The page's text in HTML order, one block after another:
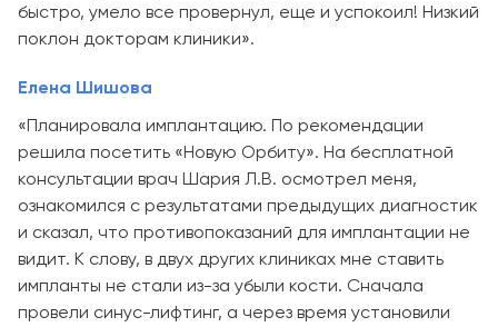
быстро, умело все провернул, еще и успокоил! Низкий
поклон докторам клиники».
Елена Шишова
«Планировала имплантацию. По рекомендации
решила посетить «Новую Орбиту». На бесплатной
консультации врач Шария Л.В. осмотрел меня,
ознакомился с результатами предыдущих диагностик
и сказал, что противопоказаний для имплантации не
видит. К слову, в двух других клиниках мне ставить
импланты не стали из-за убыли кости. Сначала
провели синус-лифтинг, а через время установили